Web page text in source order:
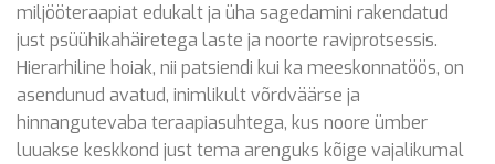
miljööteraapiat edukalt ja üha sagedamini rakendatud
just psüühikahäiretega laste ja noorte raviprotsessis.
Hierarhiline hoiak, nii patsiendi kui ka meeskonnatöös, on
asendunud avatud, inimlikult võrdväärse ja
hinnangutevaba teraapiasuhtega, kus noore ümber
luuakse keskkond just tema arenguks kõige vajalikumal